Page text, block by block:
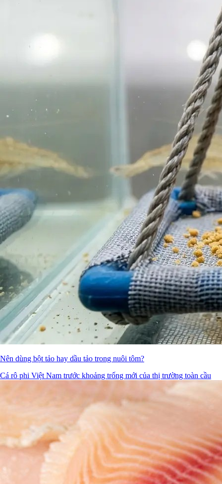
Nên dùng bột tảo hay dầu tảo trong nuôi tôm?
Cá rô phi Việt Nam trước khoảng trống mới của thị trường toàn cầu